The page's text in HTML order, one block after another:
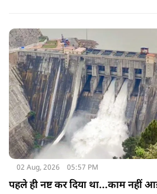
बात रखें और संसद में भी उनकी आवाज उठाएं.
02 Aug, 2026 05:57 PM
पहले ही नष्ट कर दिया था...काम नहीं